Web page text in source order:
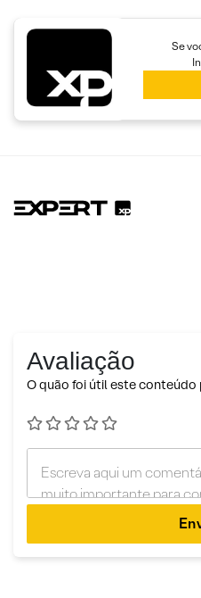
Se
Avaliação
O quão foi útil este conteúdo